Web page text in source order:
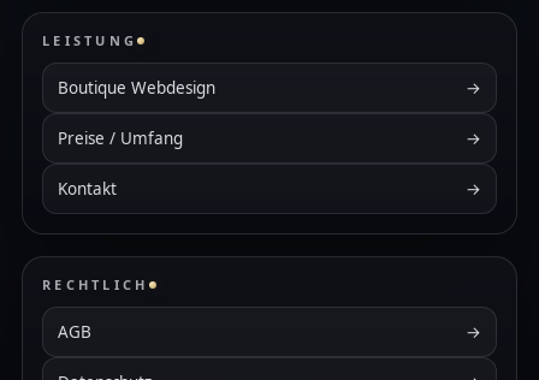
LEISTUNG
Boutique Webdesign →
Preise / Umfang →
Kontakt →
RECHTLICH
AGB →